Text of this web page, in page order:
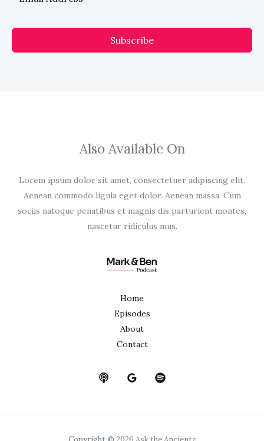
Subscribe
Also Available On
Lorem ipsum dolor sit amet, consectetuer adipiscing elit.
Aenean commodo ligula eget dolor. Aenean massa. Cum
sociis natoque penatibus et magnis dis parturient montes,
nascetur ridiculus mus.
Home
Episodes
About
Contact